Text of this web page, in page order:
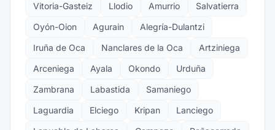
Vitoria-Gasteiz Llodio Amurrio
Salvatierra
Oyón-Oion
Agurain
Alegría-Dulantzi
Iruña de Oca
Nanclares de la Oca
Artziniega
Arceniega
Ayala Okondo
Urduña
Zambrana
Labastida
Samaniego
Laguardia
Elciego Kripan
Lanciego